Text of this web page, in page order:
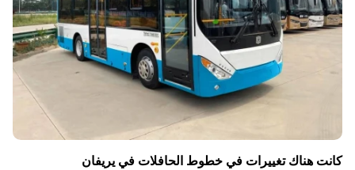
كانت هناك تغييرات في خطوط الحافلات في يريفان